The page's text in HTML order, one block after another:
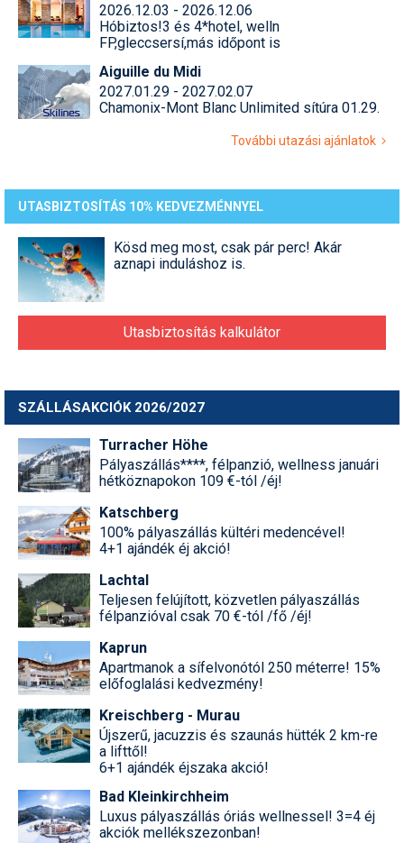
2026.12.03 - 2026.12.06
Hóbiztos!3 és 4*hotel, welln
FP,gleccsersí,más időpont is
Aiguille du Midi
2027.01.29 - 2027.02.07
Chamonix-Mont Blanc Unlimited sítúra 01.29.
További utazási ajánlatok
UTASBIZTOSÍTÁS 10% KEDVEZMÉNNYEL
Kösd meg most, csak pár perc! Akár
aznapi induláshoz is.
Utasbiztosítás kalkulátor
SZÁLLÁSAKCIÓK 2026/2027
Turracher Höhe
Pályaszállás****, félpanzió, wellness januári
hétköznapokon 109 €-tól /éj!
Katschberg
100% pályaszállás kültéri medencével!
4+1 ajándék éj akció!
Lachtal
Teljesen felújított, közvetlen pályaszállás
félpanzióval csak 70 €-tól /fő /éj!
Kaprun
Apartmanok a sífelvonótól 250 méterre! 15%
előfoglalási kedvezmény!
Kreischberg - Murau
Újszerű, jacuzzis és szaunás hütték 2 km-re
a lifttől!
6+1 ajándék éjszaka akció!
Bad Kleinkirchheim
Luxus pályaszállás óriás wellnessel! 3=4 éj
akciók mellékszezonban!